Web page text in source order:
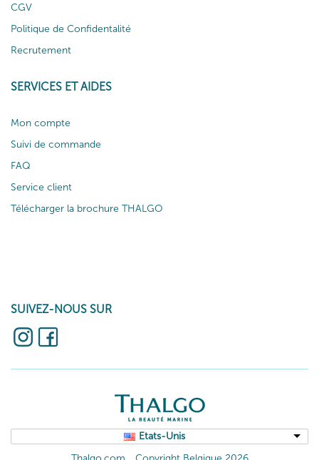
CGV
Politique de Confidentalité
Recrutement
SERVICES ET AIDES
Mon compte
Suivi de commande
FAQ
Service client
Télécharger la brochure THALGO
SUIVEZ-NOUS SUR
Etats-Unis